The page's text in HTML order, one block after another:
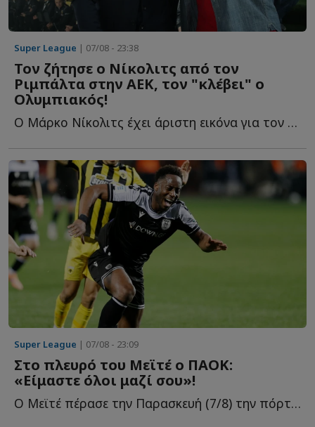
Super League | 07/08 - 23:38
Τον ζήτησε ο Νίκολιτς από τον
Ριμπάλτα στην ΑΕΚ, τον "κλέβει" ο
Ολυμπιακός!
Ο Μάρκο Νίκολιτς έχει άριστη εικόνα για τον παίκτη κ...
Super League | 07/08 - 23:09
Στο πλευρό του Μεϊτέ ο ΠΑΟΚ:
«Είμαστε όλοι μαζί σου»!
Ο Μεϊτέ πέρασε την Παρασκευή (7/8) την πόρτα του χειρουργείου γ...